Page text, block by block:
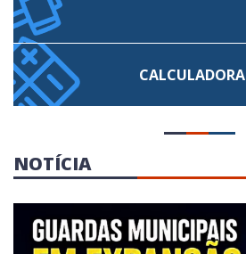
CALCULADORA
NOTÍCIA